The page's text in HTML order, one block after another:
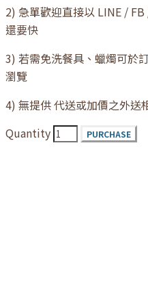
2) 急單歡迎直接以 LINE /
還要快
3) 若需免洗餐具、蠟燭可於
瀏覽
4) 無提供 代送或加價之外送
Quantity
PURCHASE